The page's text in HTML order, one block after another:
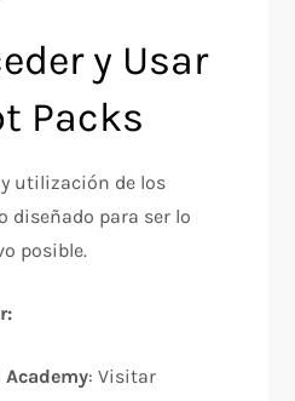
y Usar
Packs
y utilización de los
diseñado para ser lo
posible.​​
Academy: Visitar